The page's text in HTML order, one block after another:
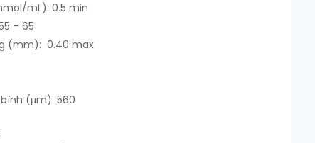
mL): 0.5 min
– 65
(mm): 0.40 max
(μm): 560